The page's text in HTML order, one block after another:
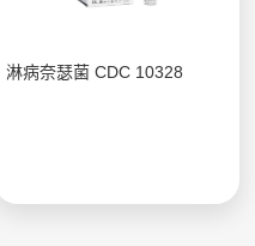
淋病奈瑟菌 CDC 10328